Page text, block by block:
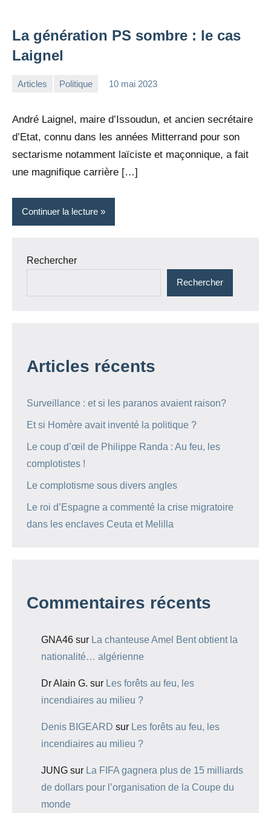
La génération PS sombre : le cas
Laignel
Articles Politique 10 mai 2023
André Laignel, maire d’Issoudun, et ancien secrétaire
d’Etat, connu dans les années Mitterrand pour son
sectarisme notamment laïciste et maçonnique, a fait
une magnifique carrière […]
Continuer la lecture
Rechercher
Rechercher
Articles récents
Surveillance : et si les paranos avaient raison?
Et si Homère avait inventé la politique ?
Le coup d’œil de Philippe Randa : Au feu, les
complotistes !
Le complotisme sous divers angles
Le roi d’Espagne a commenté la crise migratoire
dans les enclaves Ceuta et Melilla
Commentaires récents
GNA46 sur La chanteuse Amel Bent obtient la
nationalité… algérienne
Dr Alain G. sur Les forêts au feu, les
incendiaires au milieu ?
Denis BIGEARD sur Les forêts au feu, les
incendiaires au milieu ?
JUNG sur La FIFA gagnera plus de 15 milliards
de dollars pour l’organisation de la Coupe du
monde